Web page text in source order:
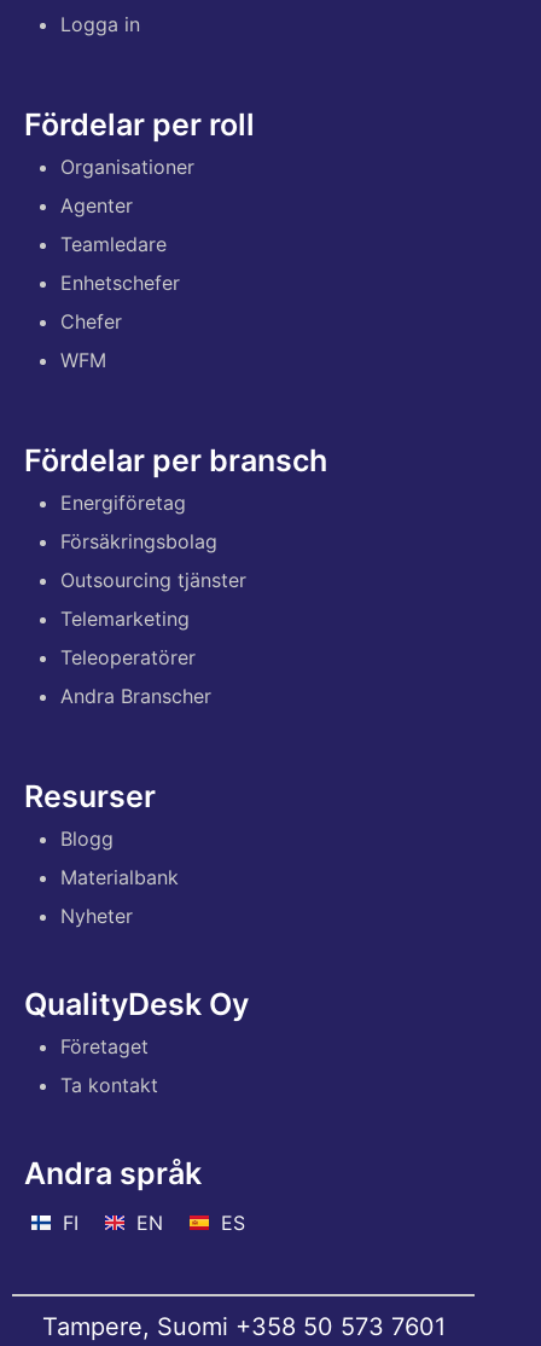
Logga in
Fördelar per roll
Organisationer
Agenter
Teamledare
Enhetschefer
Chefer
WFM
Fördelar per bransch
Energiföretag
Försäkringsbolag
Outsourcing tjänster
Telemarketing
Teleoperatörer
Andra Branscher
Resurser
Blogg
Materialbank
Nyheter
QualityDesk Oy
Företaget
Ta kontakt
Andra språk
FI EN ES
Tampere, Suomi +358 50 573 7601